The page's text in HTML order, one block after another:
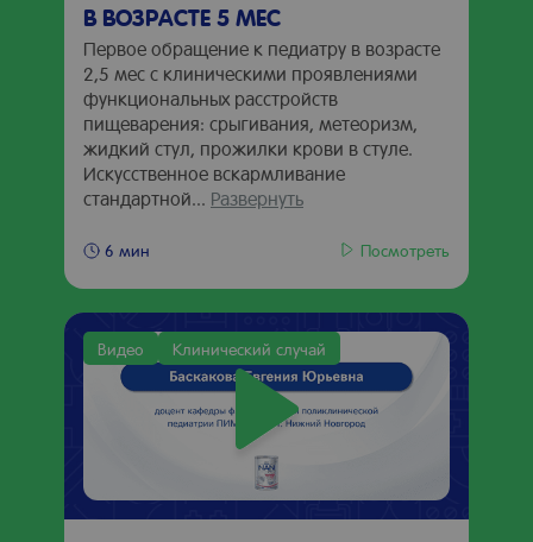
В ВОЗРАСТЕ 5 МЕС
Первое обращение к педиатру в возрасте
2,5 мес с клиническими проявлениями
функциональных расстройств
пищеварения: срыгивания, метеоризм,
жидкий стул, прожилки крови в стуле.
Искусственное вскармливание
стандартной... Развернуть
6 мин Посмотреть
Видео Клинический случай